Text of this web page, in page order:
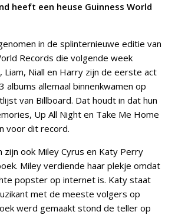
heeft een heuse Guinness World
in de splinternieuwe editie van
Records die volgende week
Liam, Niall en Harry zijn de eerste act
albums allemaal binnenkwamen op
van Billboard. Dat houdt in dat hun
Up All Night en Take Me Home
voor dit record.
zijn ook Miley Cyrus en Katy Perry
Miley verdiende haar plekje omdat
popster op internet is. Katy staat
met de meeste volgers op
werd gemaakt stond de teller op